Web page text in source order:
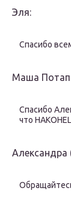
Эля:
Спасибо
Маша
Спасибо
что
Александра